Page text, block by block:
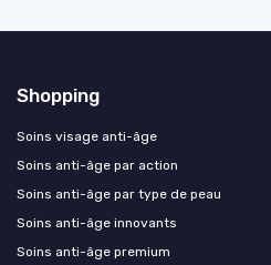
Shopping
Soins visage anti-âge
Soins anti-âge par action
Soins anti-âge par type de peau
Soins anti-âge innovants
Soins anti-âge premium